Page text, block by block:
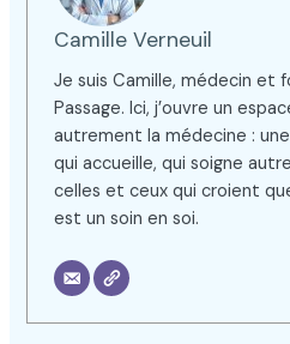
Camille Verneuil
Je suis Camille, médecin et
Passage. Ici, j’ouvre un
autrement la médecine :
qui accueille, qui soigne
celles et ceux qui croient
est un soin en soi.